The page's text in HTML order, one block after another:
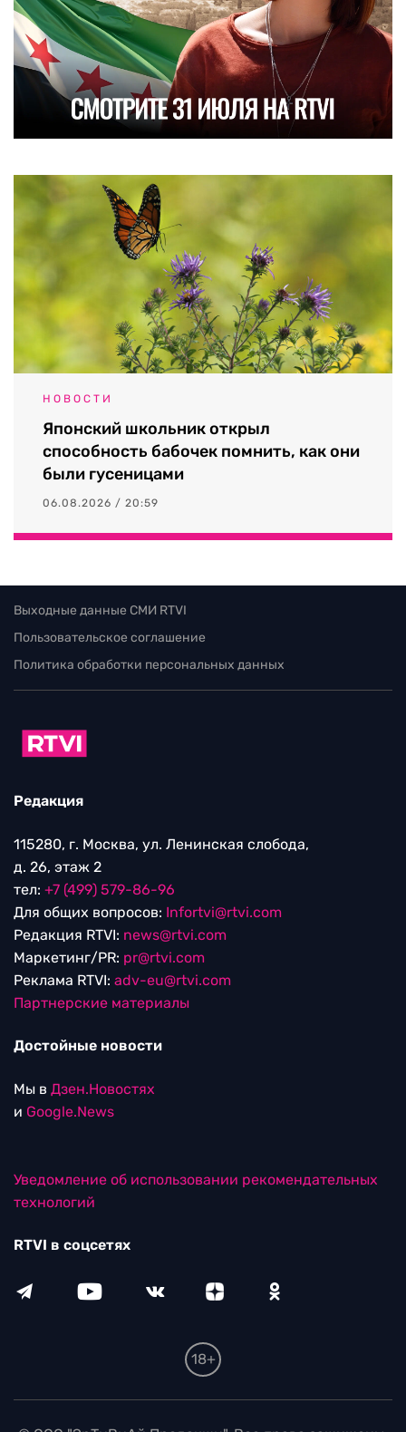
НОВОСТИ
Японский школьник открыл
способность бабочек помнить, как они
были гусеницами
06.08.2026 / 20:59
Выходные данные СМИ RTVI
Пользовательское соглашение
Политика обработки персональных данных
Редакция
115280, г. Москва, ул. Ленинская слобода,
д. 26, этаж 2
тел: +7 (499) 579-86-96
Для общих вопросов: Infortvi@rtvi.com
Редакция RTVI: news@rtvi.com
Маркетинг/PR: pr@rtvi.com
Реклама RTVI: adv-eu@rtvi.com
Партнерские материалы
Достойные новости
Мы в Дзен.Новостях
и Google.News
Уведомление об использовании рекомендательных
технологий
RTVI в соцсетях
18+